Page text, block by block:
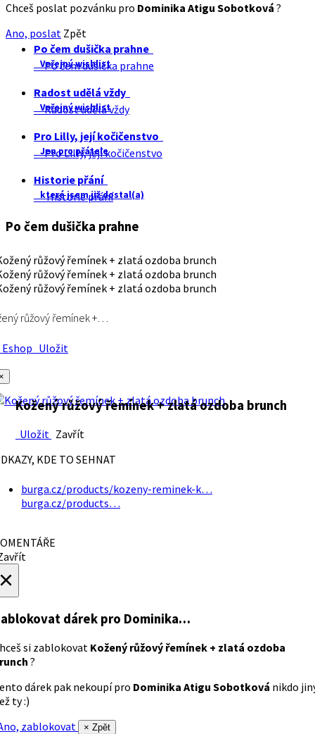
Chceš poslat pozvánku pro Dominika Atigu Sobotková ?
Ano, poslat Zpět
Po čem dušička prahne
Veřejný wishlist
Po čem dušička prahne
Radost udělá vždy
Veřejný wishlist
Radost udělá vždy
Pro Lilly, její kočičenstvo
Jen pro přátele
Pro Lilly, její kočičenstvo
Historie přání
které jsem již dostal(a)
Historie přání
Po čem dušička prahne
růžový řemínek +…
Uložit
Kožený růžový řemínek + zlatá ozdoba brunch
Uložit Zavřít
KDE TO SEHNAT
burga.cz/products/kozeny-reminek-k…
burga.cz/products…
dárek pro Dominika…
si zablokovat Kožený růžový řemínek + zlatá ozdoba
?
dárek pak nekoupí pro Dominika Atigu Sobotková nikdo
ty :)
zablokovat
× Zpět